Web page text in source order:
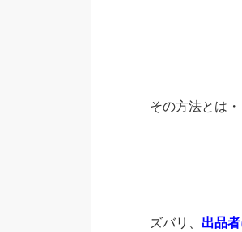
その方法とは・
ズバリ、 出品